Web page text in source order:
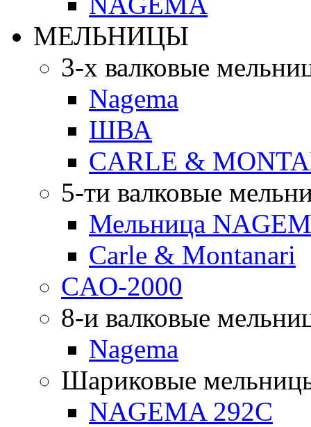
МЕЛЬНИЦЫ
3-х валковые
Nagema
ШВА
CARLE &
5-ти валковые
Мельница
Carle & Montanari
CAO-2000
8-и валковые
Nagema
Шариковые
NAGEMA 292C